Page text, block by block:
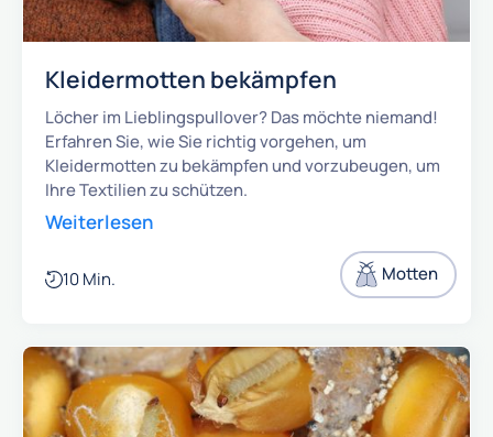
Kleidermotten bekämpfen
Löcher im Lieblingspullover? Das möchte niemand!
Erfahren Sie, wie Sie richtig vorgehen, um
Kleidermotten zu bekämpfen und vorzubeugen, um
Ihre Textilien zu schützen.
Weiterlesen
10 Min. Motten